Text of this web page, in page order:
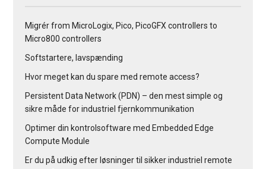
Migrér from MicroLogix, Pico, PicoGFX controllers to
Micro800 controllers
Softstartere, lavspænding
Hvor meget kan du spare med remote access?
Persistent Data Network (PDN) – den mest simple og
sikre måde for industriel fjernkommunikation
Optimer din kontrolsoftware med Embedded Edge
Compute Module
Er du på udkig efter løsninger til sikker industriel remote